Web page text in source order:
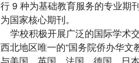
行 9 种为基础教育服务的专业期
为国家核心期刊。
学校积极开展广泛的国际学术
西北地区唯一的“国务院侨办华文
与美国、英国、法国、德国、日